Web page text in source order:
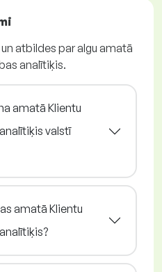
atbildes par algu amatā
analītiķis.
amatā Klientu
valstī
amatā Klientu